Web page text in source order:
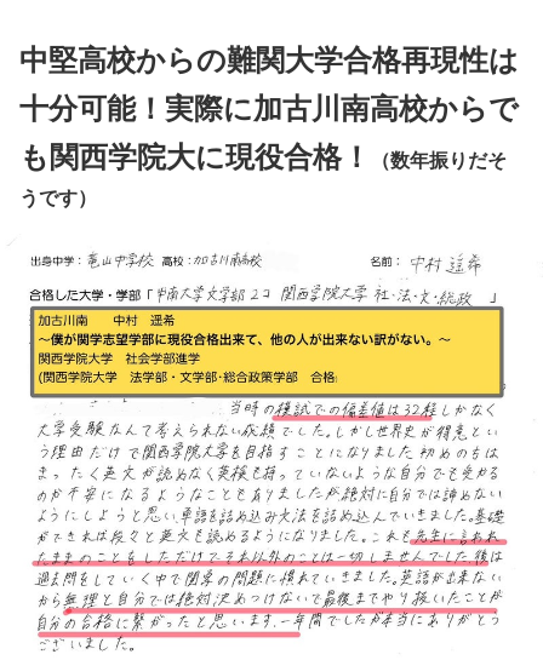
中堅高校からの難関大学合格再現性は
十分可能！実際に加古川南高校からで
も関西学院大に現役合格！
（数年振りだそ
うです）